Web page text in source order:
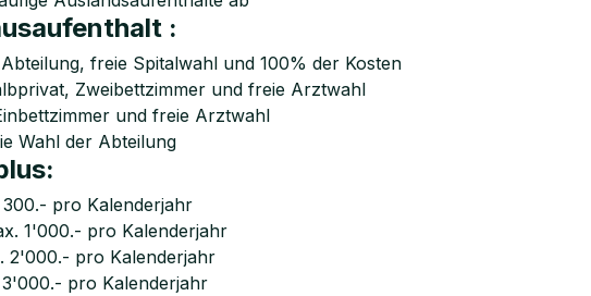
:
freie Spitalwahl und 100% der Kosten
Zweibettzimmer und freie Arztwahl
und freie Arztwahl
Wahl der Abteilung
pro Kalenderjahr
1'000.- pro Kalenderjahr
2'000.- pro Kalenderjahr
pro Kalenderjahr